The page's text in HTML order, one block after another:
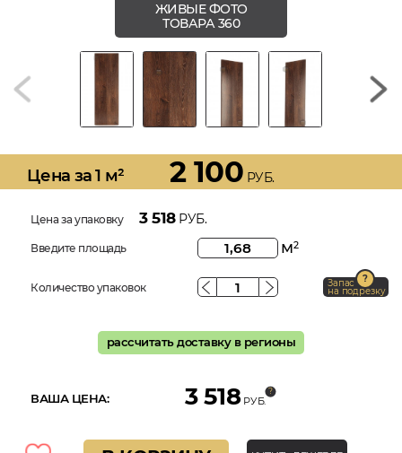
ЖИВЫЕ ФОТО
ТОВАРА 360
Цена за 1 м² 2 100 РУБ.
Цена за упаковку 3 518РУБ.
Введите площадь м2
Количество упаковок Запас
на подрезку
рассчитать доставку в регионы
ВАША ЦЕНА: 3 518 РУБ.